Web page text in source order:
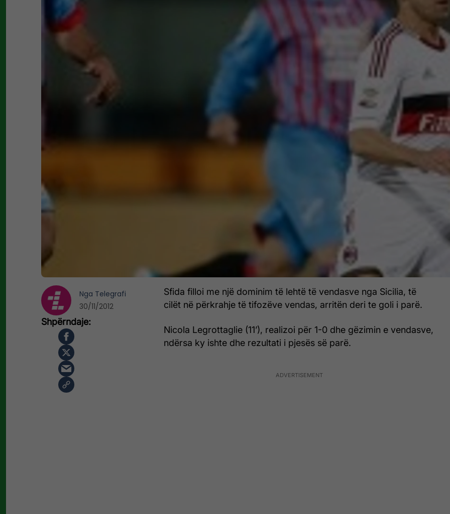
Sfida filloi me një dominim të lehtë të vendasve nga Sicilia, të
cilët në përkrahje të tifozëve vendas, arritën deri te goli i parë.
Nicola Legrottaglie (11’), realizoi për 1-0 dhe gëzimin e vendasve,
ndërsa ky ishte dhe rezultati i pjesës së parë.
Nga Telegrafi
30/11/2012